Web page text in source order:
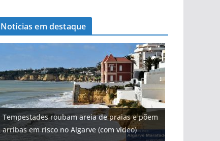
Notícias em destaque
Tempestades roubam areia de praias e põem
arribas em risco no Algarve (com vídeo)
Projeto milionário: investimento de 108
milhões de euros na construção de dois
hotéis (com vídeo)
Tapas do mar a 3 euros cada. Nova rota
gastronómica nasce no Algarve
Foto do dia: uma cidade algarvia que cresceu
entre redes e fábricas
Milagre da água. Fontes emblemáticas do
Algarve voltam a ter vida (com vídeo)